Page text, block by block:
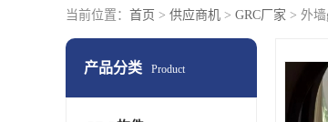
当前位置： 首页 > 供应商机 > GRC厂家 > 外
产品分类 Product